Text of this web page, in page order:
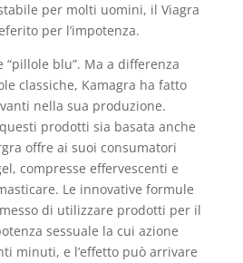
per molti uomini, il Viagra
per l’impotenza.
“pillole blu”. Ma a differenza
classiche, Kamagra ha fatto
nella sua produzione.
prodotti sia basata anche
offre ai suoi consumatori
compresse effervescenti e
Le innovative formule
di utilizzare prodotti per il
sessuale la cui azione
minuti, e l’effetto può arrivare